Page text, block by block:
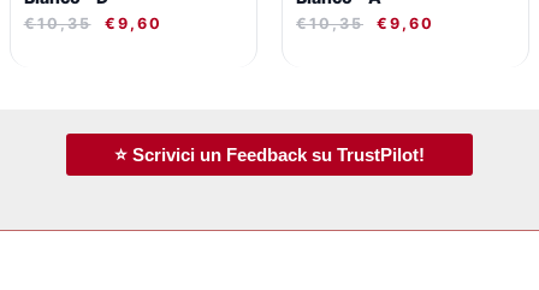
€10,35 € 9,60 €10,35 € 9,60
⭐ Scrivici un Feedback su TrustPilot!